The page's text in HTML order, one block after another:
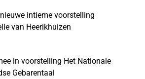
intieme voorstelling
van Heerikhuizen
in voorstelling Het Nationale
Gebarentaal